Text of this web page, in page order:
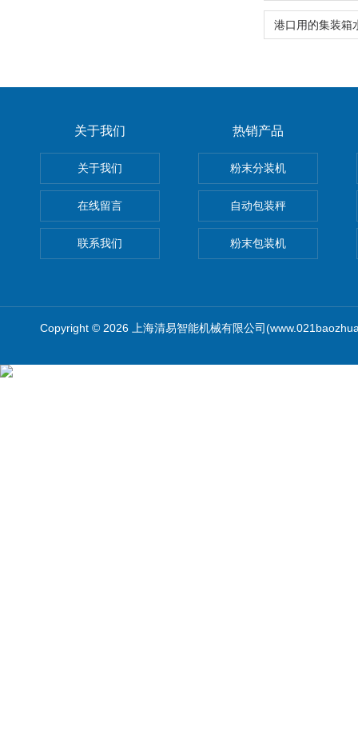
关于我们
关于我们
在线留言
联系我们
热销产品
粉末分装机
自动包装秤
粉末包装机
Copyright © 2026 上海清易智能机械有限公司